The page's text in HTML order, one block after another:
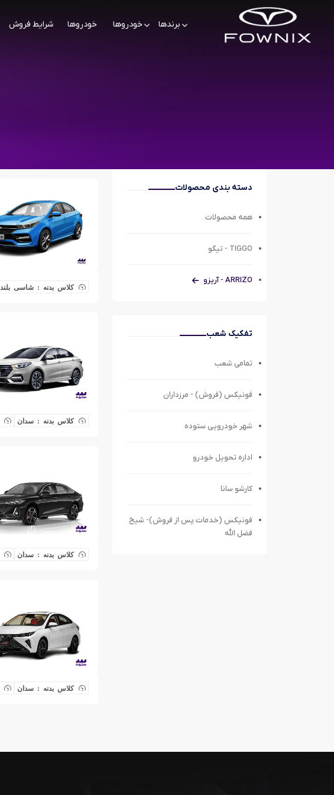
برندها خودروها خودروها شرایط فروش
دسته بندی محصولات
همه محصولات
TIGGO - تیگو
ARRIZO - آریزو
تفکیک شعب
تمامی شعب
فونیکس (فروش) - مرزداران
شهر خودرویی ستوده
اداره تحویل خودرو
کارشو سانا
فونیکس (خدمات پس از فروش)- شیخ
فضل الله
کلاس بدنه : شاسی بلند
کلاس بدنه : سدان
کلاس بدنه : سدان
کلاس بدنه : سدان